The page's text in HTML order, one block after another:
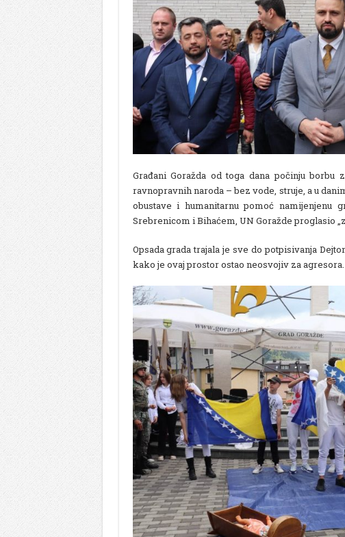
Građani Goražda od toga dana počinju
ravnopravnih naroda – bez vode, struje, a u
obustave i humanitarnu pomoć namijenjenu
Srebrenicom i Bihaćem, UN Goražde proglasio
Opsada grada trajala je sve do potpisivanja
kako je ovaj prostor ostao neosvojiv za agresora.